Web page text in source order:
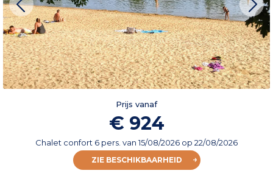
Prijs vanaf
€ 924
Chalet confort 6 pers. van15/08/2026 op 22/08/2026
ZIE BESCHIKBAARHEID